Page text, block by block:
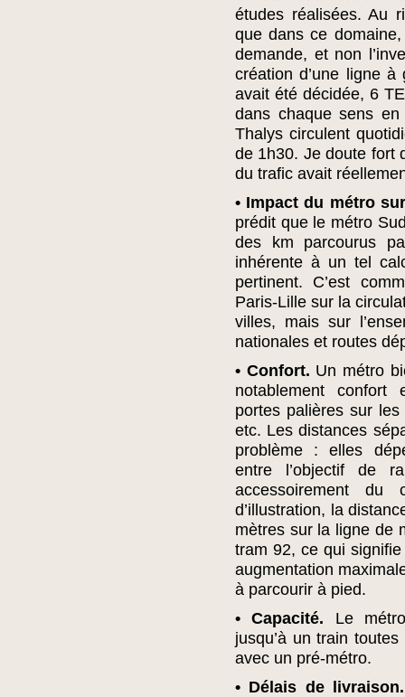
études réalisées. Au
que dans ce
demande, et non
création d’une ligne
avait été décidée, 6
dans chaque sens en
Thalys circulent
de 1h30. Je doute fort
du trafic avait
• Impact du métro
prédit que le métro
des km parcourus
inhérente à un tel
pertinent. C’est
Paris-Lille sur la
villes, mais sur
nationales et routes
• Confort. Un métro
notablement confort
portes palières sur
etc. Les distances
problème : elles
entre l’objectif de
accessoirement
d’illustration, la
mètres sur la ligne de
tram 92, ce qui
augmentation
à parcourir à pied.
• Capacité. Le
jusqu’à un train
avec un pré-métro.
• Délais de livraison.